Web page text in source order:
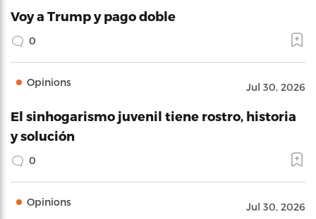
Voy a Trump y pago doble
0
Opinions Jul 30, 2026
El sinhogarismo juvenil tiene rostro, historia
y solución
0
Opinions Jul 30, 2026